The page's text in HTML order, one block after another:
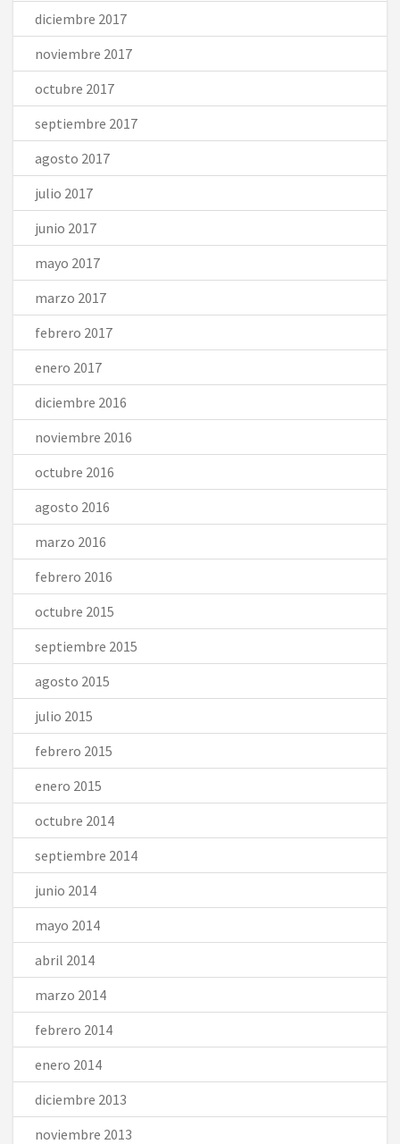
diciembre 2017
noviembre 2017
octubre 2017
septiembre 2017
agosto 2017
julio 2017
junio 2017
mayo 2017
marzo 2017
febrero 2017
enero 2017
diciembre 2016
noviembre 2016
octubre 2016
agosto 2016
marzo 2016
febrero 2016
octubre 2015
septiembre 2015
agosto 2015
julio 2015
febrero 2015
enero 2015
octubre 2014
septiembre 2014
junio 2014
mayo 2014
abril 2014
marzo 2014
febrero 2014
enero 2014
diciembre 2013
noviembre 2013